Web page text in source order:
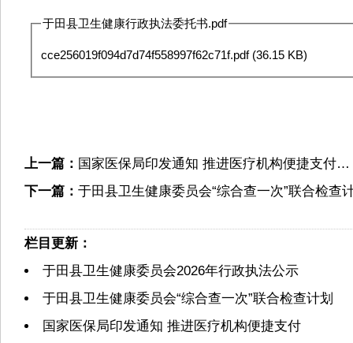
于田县卫生健康行政执法委托书.pdf
cce256019f094d7d74f558997f62c71f.pdf(36.15 KB)
上一篇： 国家医保局印发通知 推进医疗机构便捷支付…
下一篇： 于田县卫生健康委员会“综合查一次”联合检查
栏目更新：
于田县卫生健康委员会2026年行政执法公示
于田县卫生健康委员会“综合查一次”联合检查计划
国家医保局印发通知 推进医疗机构便捷支付